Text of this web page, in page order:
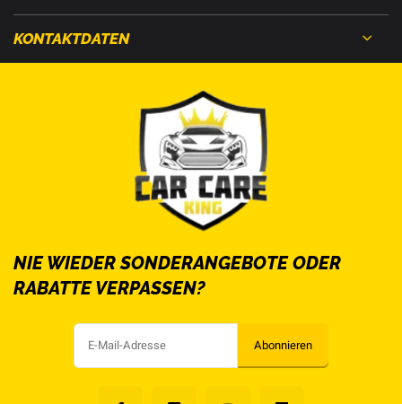
KONTAKTDATEN
NIE WIEDER SONDERANGEBOTE ODER
RABATTE VERPASSEN?
Abonnieren